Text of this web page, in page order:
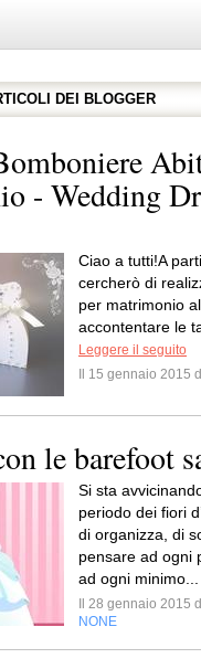
DEI BLOGGER
- Wedding
Ciao a tutti!A
cercherò di
per matrimonio
accontentare le
Leggere il seguito
Il 15 gennaio 2015
le barefoot
Si sta
periodo dei fiori
di organizza, di
pensare ad ogni
ad ogni minimo...
Il 28 gennaio 2015
NONE